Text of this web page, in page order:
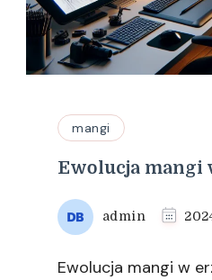
mangi
Ewolucja mangi
admin
Ewolucja mangi w